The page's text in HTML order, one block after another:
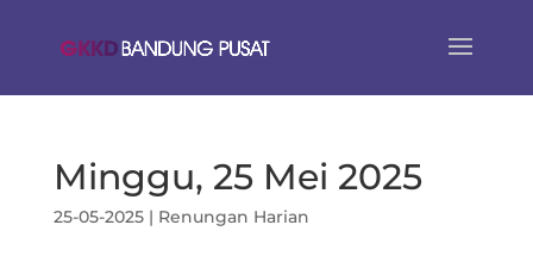
Minggu, 25 Mei 2025
25-05-2025| Renungan Harian